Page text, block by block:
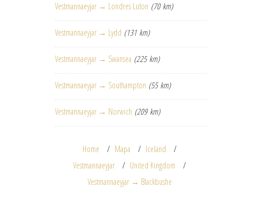
Vestmannaeyjar → Londres Luton (70 km)
Vestmannaeyjar → Lydd (131 km)
Vestmannaeyjar → Swansea (225 km)
Vestmannaeyjar → Southampton (55 km)
Vestmannaeyjar → Norwich (209 km)
Home Mapa
Iceland
Vestmannaeyjar
United Kingdom
Vestmannaeyjar → Blackbushe